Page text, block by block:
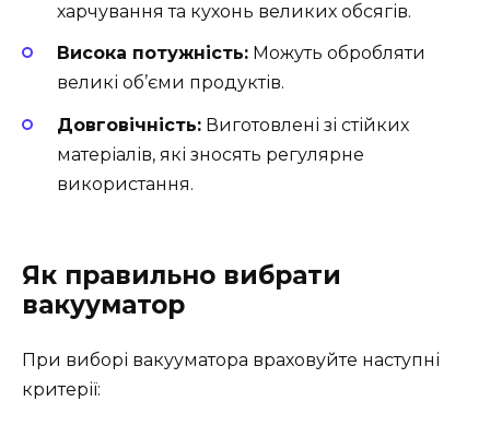
харчування та кухонь великих обсягів.
Висока потужність: Можуть обробляти
великі об’єми продуктів.
Довговічність: Виготовлені зі стійких
матеріалів, які зносять регулярне
використання.
Як правильно вибрати
вакууматор
При виборі вакууматора враховуйте наступні
критерії: